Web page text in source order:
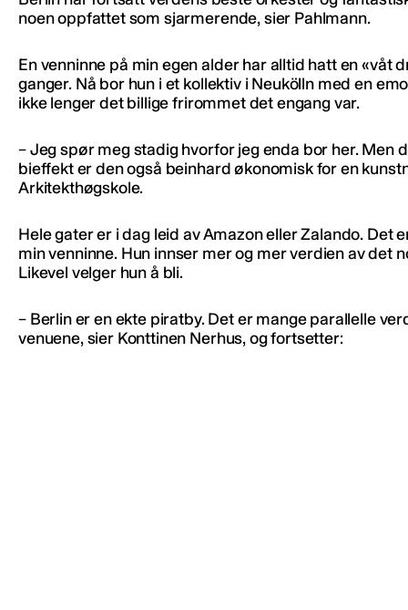
noen oppfattet som sjarmerende, sier Pahlmann.
En venninne på min egen alder har alltid hatt en
ganger. Nå bor hun i et kollektiv i Neukölln med en
ikke lenger det billige frirommet det engang var.
– Jeg spør meg stadig hvorfor jeg enda bor her. Men
bieffekt er den også beinhard økonomisk for en
Arkitekthøgskole.
Hele gater er i dag leid av Amazon eller Zalando.
min venninne. Hun innser mer og mer verdien av
Likevel velger hun å bli.
– Berlin er en ekte piratby. Det er mange parallelle
venuene, sier Konttinen Nerhus, og fortsetter: